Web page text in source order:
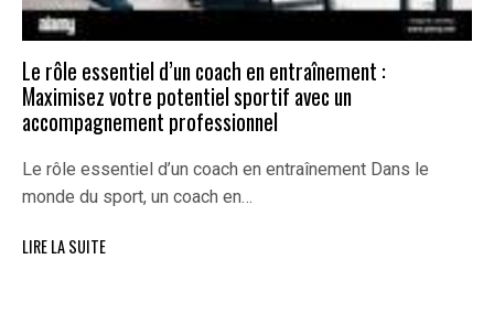
Le rôle essentiel d’un coach en entraînement :
Maximisez votre potentiel sportif avec un
accompagnement professionnel
Le rôle essentiel d’un coach en entraînement Dans le
monde du sport, un coach en…
LIRE LA SUITE